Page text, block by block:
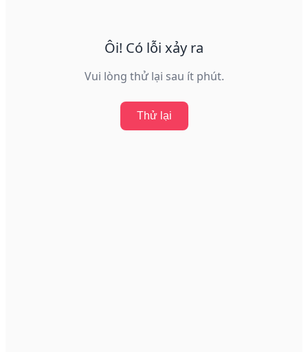
Ôi! Có lỗi xảy ra
Vui lòng thử lại sau ít phút.
Thử lại